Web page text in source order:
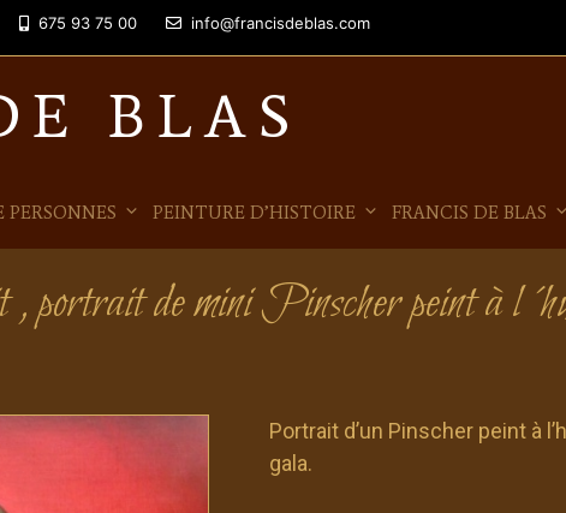
675 93 75 00 info@francisdeblas.com
BLAS
PEINTURE D’HISTOIRE FRANCIS DE BLAS
, portrait de mini Pinscher peint à
Portrait d’un Pinscher peint à
gala.